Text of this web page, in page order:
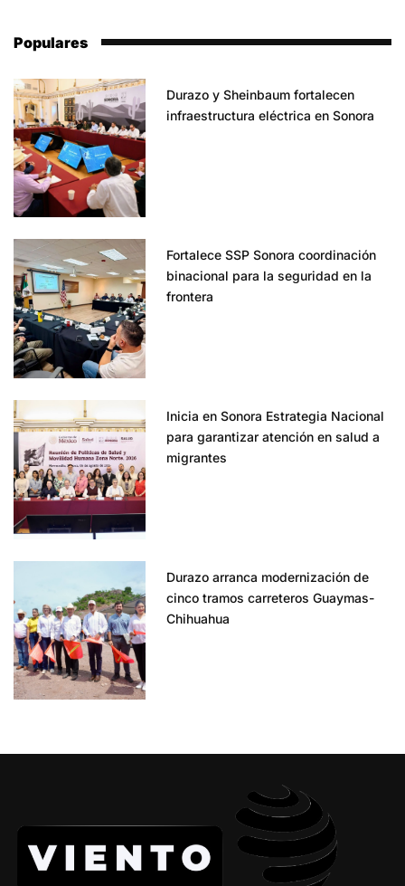
Populares
Durazo y Sheinbaum fortalecen
infraestructura eléctrica en Sonora
Fortalece SSP Sonora coordinación
binacional para la seguridad en la
frontera
Inicia en Sonora Estrategia Nacional
para garantizar atención en salud a
migrantes
Durazo arranca modernización de
cinco tramos carreteros Guaymas-
Chihuahua